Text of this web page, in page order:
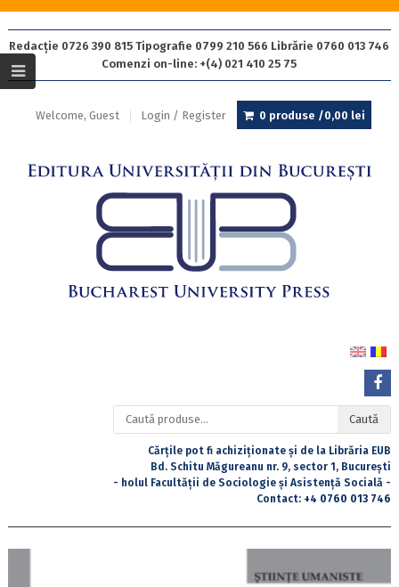
Redacție 0726 390 815 Tipografie 0799 210 566 Librărie 0760 013 746
Comenzi on-line: +(4) 021 410 25 75
Welcome, Guest Login / Register 0 produse /0,00 lei
Caută
după:
Caută
Cărțile pot fi achiziționate și de la Librăria EUB
Bd. Schitu Măgureanu nr. 9, sector 1, București
- holul Facultății de Sociologie și Asistență Socială -
Contact: +4 0760 013 746